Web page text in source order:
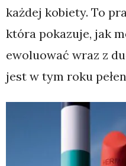
każdej kobiety. To
która pokazuje, jak
ewoluować wraz z
jest w tym roku